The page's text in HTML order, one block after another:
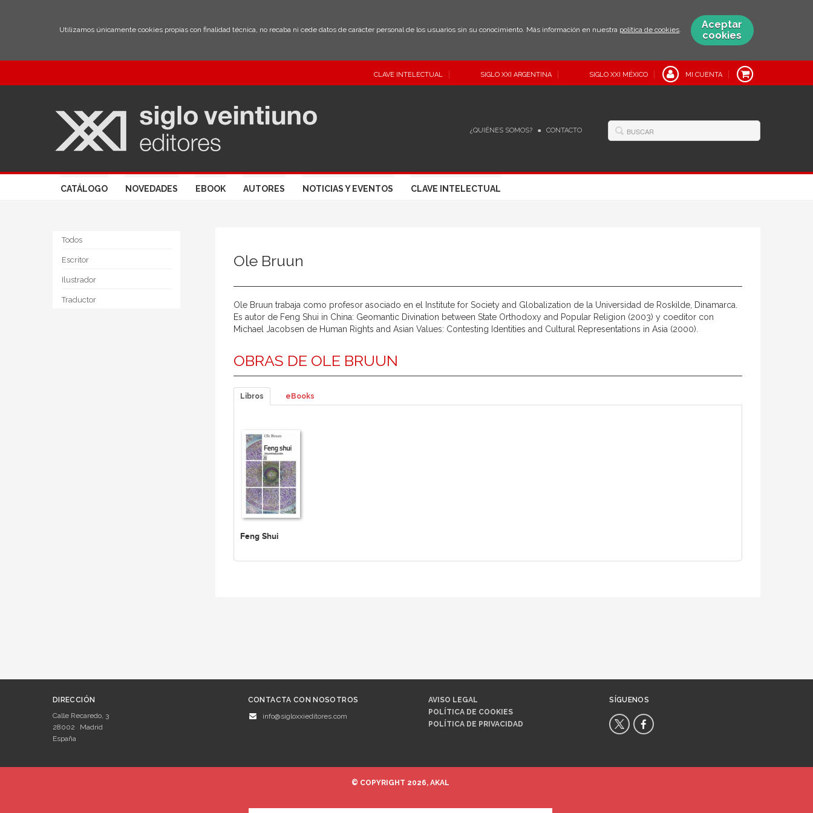
Utilizamos únicamente cookies propias con finalidad técnica, no recaba ni cede datos de carácter personal de los usuarios sin su conocimiento. Más información en nuestra política de cookies.
Aceptar
cookies
CLAVE INTELECTUAL SIGLO XXI ARGENTINA SIGLO XXI MÉXICO MI CUENTA
¿QUIÉNES SOMOS? CONTACTO
CATÁLOGO NOVEDADES EBOOK AUTORES NOTICIAS Y EVENTOS CLAVE INTELECTUAL
Todos
Escritor
Ilustrador
Traductor
Ole Bruun
Ole Bruun trabaja como profesor asociado en el Institute for Society and Globalization de la Universidad de Roskilde, Dinamarca.
Es autor de Feng Shui in China: Geomantic Divination between State Orthodoxy and Popular Religion (2003) y coeditor con
Michael Jacobsen de Human Rights and Asian Values: Contesting Identities and Cultural Representations in Asia (2000).
OBRAS DE OLE BRUUN
Libros eBooks
Feng Shui
DIRECCIÓN
Calle Recaredo, 3
28002
Madrid
España
CONTACTA CON NOSOTROS
info@sigloxxieditores.com
AVISO LEGAL
POLÍTICA DE COOKIES
POLÍTICA DE PRIVACIDAD
SÍGUENOS
© COPYRIGHT 2026, AKAL